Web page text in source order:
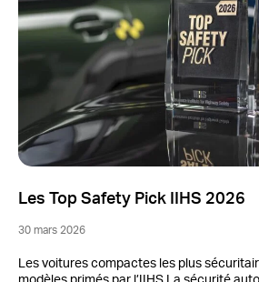
Les Top Safety Pick IIHS 2026
30 mars 2026
Les voitures compactes les plus